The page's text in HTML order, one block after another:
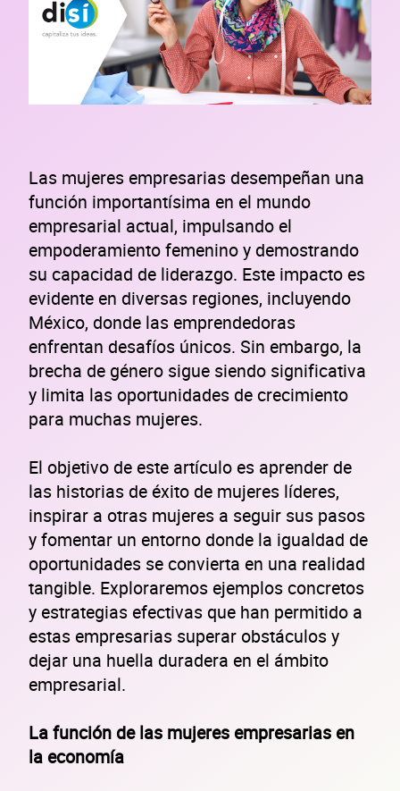
Las mujeres empresarias desempeñan una
función importantísima en el mundo
empresarial actual, impulsando el
empoderamiento femenino y demostrando
su capacidad de liderazgo. Este impacto es
evidente en diversas regiones, incluyendo
México, donde las emprendedoras
enfrentan desafíos únicos. Sin embargo, la
brecha de género sigue siendo significativa
y limita las oportunidades de crecimiento
para muchas mujeres.
El objetivo de este artículo es aprender de
las historias de éxito de mujeres líderes,
inspirar a otras mujeres a seguir sus pasos
y fomentar un entorno donde la igualdad de
oportunidades se convierta en una realidad
tangible. Exploraremos ejemplos concretos
y estrategias efectivas que han permitido a
estas empresarias superar obstáculos y
dejar una huella duradera en el ámbito
empresarial.
La función de las mujeres empresarias en
la economía